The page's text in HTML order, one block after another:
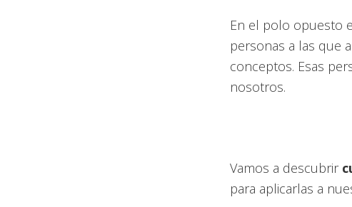
En el polo opuesto
personas a las que
conceptos. Esas
nosotros.
Vamos a descubrir
para aplicarlas a